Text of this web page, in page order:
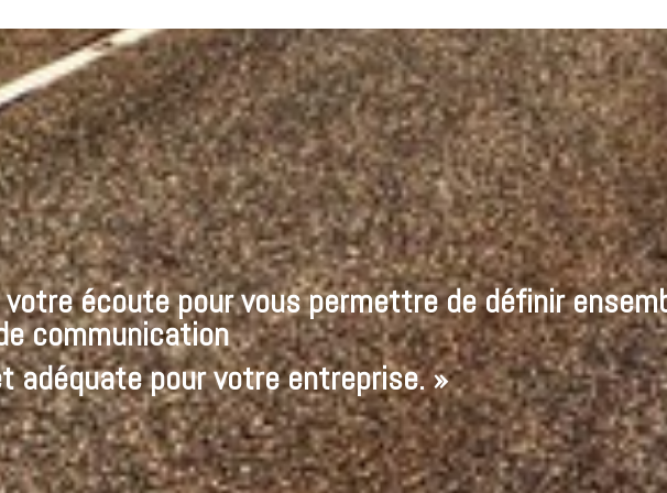
votre écoute pour vous permettre de définir
communication
adéquate pour votre entreprise. »